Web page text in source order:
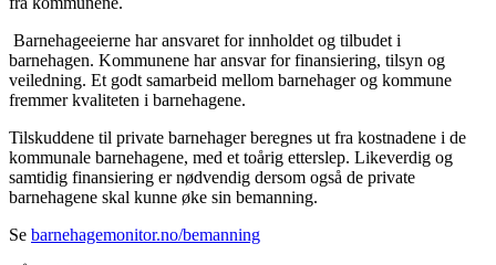
Barnehageeierne har ansvaret for innholdet og tilbudet i
barnehagen. Kommunene har ansvar for finansiering, tilsyn og
veiledning. Et godt samarbeid mellom barnehager og kommune
fremmer kvaliteten i barnehagene.
Tilskuddene til private barnehager beregnes ut fra kostnadene i de
kommunale barnehagene, med et toårig etterslep. Likeverdig og
samtidig finansiering er nødvendig dersom også de private
barnehagene skal kunne øke sin bemanning.
Se barnehagemonitor.no/bemanning